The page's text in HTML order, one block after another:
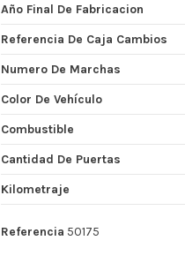
Año Final De Fabricacion
Referencia De Caja Cambios
Numero De Marchas
Color De Vehículo
Combustible
Cantidad De Puertas
Kilometraje
Referencia 50175